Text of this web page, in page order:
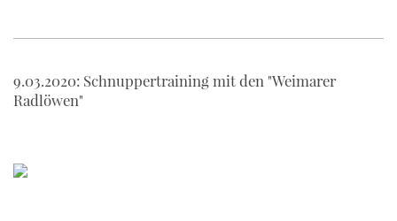
9.03.2020: Schnuppertraining mit den "Weimarer
Radlöwen"